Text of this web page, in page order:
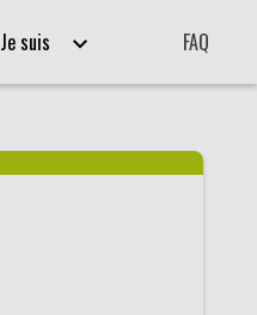
Je suis FAQ